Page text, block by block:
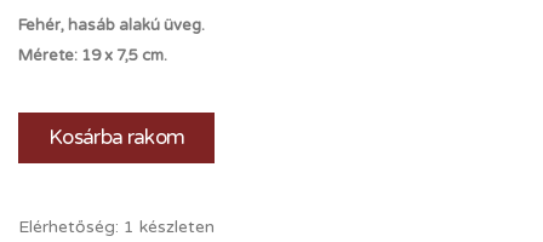
Fehér, hasáb alakú üveg.
Mérete: 19 x 7,5 cm.
Kosárba rakom
Elérhetőség: 1 készleten